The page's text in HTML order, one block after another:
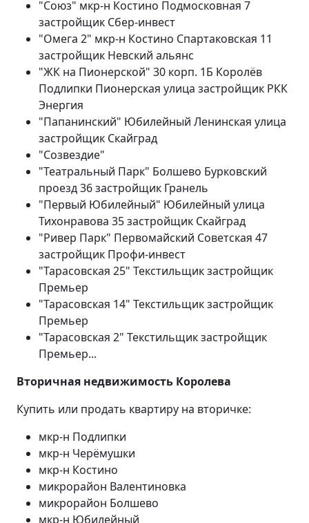
"Союз" мкр-н Костино Подмосковная 7
застройщик Сбер-инвест
"Омега 2" мкр-н Костино Спартаковская 11
застройщик Невский альянс
"ЖК на Пионерской" 30 корп. 1Б Королёв
Подлипки Пионерская улица застройщик РКК
Энергия
"Папанинский" Юбилейный Ленинская улица
застройщик Скайград
"Созвездие"
"Театральный Парк" Болшево Бурковский
проезд 36 застройщик Гранель
"Первый Юбилейный" Юбилейный улица
Тихонравова 35 застройщик Скайград
"Ривер Парк" Первомайский Советская 47
застройщик Профи-инвест
"Тарасовская 25" Текстильщик застройщик
Премьер
"Тарасовская 14" Текстильщик застройщик
Премьер
"Тарасовская 2" Текстильщик застройщик
Премьер...
Вторичная недвижимость Королева
Купить или продать квартиру на вторичке:
мкр-н Подлипки
мкр-н Черёмушки
мкр-н Костино
микрорайон Валентиновка
микрорайон Болшево
мкр-н Юбилейный